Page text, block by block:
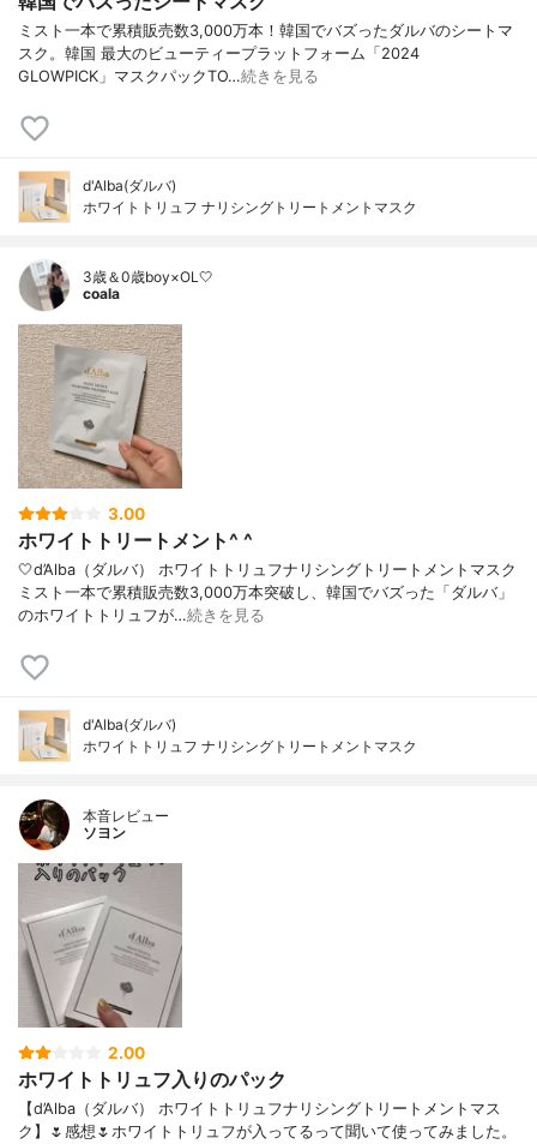
ミスト一本で累積販売数3,000万本！韓国でバズったダルバのシートマ
スク。韓国 最大のビューティープラットフォーム「2024
GLOWPICK」マスクパックTO…続きを見る
d'Alba(ダルバ)
ホワイトトリュフ ナリシングトリートメントマスク
3歳＆0歳boy×OL🤍
coala
3.00
ホワイトトリートメント^ ^
🤍d’Alba（ダルバ） ホワイトトリュフナリシングトリートメントマスク
ミスト一本で累積販売数3,000万本突破し、韓国でバズった「ダルバ」
のホワイトトリュフが…続きを見る
d'Alba(ダルバ)
ホワイトトリュフ ナリシングトリートメントマスク
本音レビュー
ソヨン
2.00
ホワイトトリュフ入りのパック
【d’Alba（ダルバ） ホワイトトリュフナリシングトリートメントマス
ク】🌷感想🌷ホワイトトリュフが入ってるって聞いて使ってみました。